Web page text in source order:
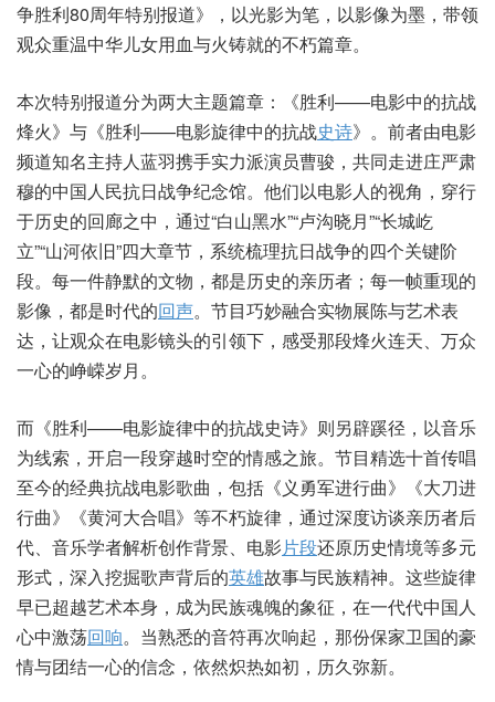
争胜利80周年特别报道》，以光影为笔，以影像为墨，带领
观众重温中华儿女用血与火铸就的不朽篇章。
本次特别报道分为两大主题篇章：《胜利——电影中的抗战
烽火》与《胜利——电影旋律中的抗战史诗》。前者由电影
频道知名主持人蓝羽携手实力派演员曹骏，共同走进庄严肃
穆的中国人民抗日战争纪念馆。他们以电影人的视角，穿行
于历史的回廊之中，通过“白山黑水”“卢沟晓月”“长城屹
立”“山河依旧”四大章节，系统梳理抗日战争的四个关键阶
段。每一件静默的文物，都是历史的亲历者；每一帧重现的
影像，都是时代的回声。节目巧妙融合实物展陈与艺术表
达，让观众在电影镜头的引领下，感受那段烽火连天、万众
一心的峥嵘岁月。
而《胜利——电影旋律中的抗战史诗》则另辟蹊径，以音乐
为线索，开启一段穿越时空的情感之旅。节目精选十首传唱
至今的经典抗战电影歌曲，包括《义勇军进行曲》《大刀进
行曲》《黄河大合唱》等不朽旋律，通过深度访谈亲历者后
代、音乐学者解析创作背景、电影片段还原历史情境等多元
形式，深入挖掘歌声背后的英雄故事与民族精神。这些旋律
早已超越艺术本身，成为民族魂魄的象征，在一代代中国人
心中激荡回响。当熟悉的音符再次响起，那份保家卫国的豪
情与团结一心的信念，依然炽热如初，历久弥新。